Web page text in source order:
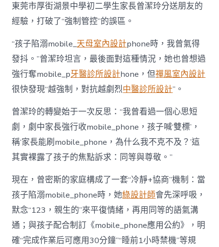
東莞市厚街湖景中學初二學生家長曾潔玲分送朋友的
經驗，打破了“強制管控”的誤區。
“孩子陷溺mobile_天母室內設計phone時，我曾氣得
發抖。”曾潔玲坦言，最後面對這種情況，她也曾想過
強行奪mobile_p牙醫診所設計hone，但禪風室內設計
很快發現“越強制，對抗越劇烈中醫診所設計”。
曾潔玲的轉變始于一次反思：“我曾看過一個心思短
劇，劇中家長強行收mobile_phone，孩子喊‘雙標’，
稱‘家長能刷mobile_phone，為什么我不克不及？’這
其實裸露了孩子的焦點訴求：同等與尊敬。”
現在，曾密斯的家庭構成了一套“冷靜+協商”機制：當
孩子陷溺mobile_phone時，她綠設計師會先深呼吸，
默念“123，親生的”來平復情緒，再用同等的語氣溝
通；與孩子配合制訂《mobile_phone應用公約》，明
確“完成作業后可應用30分鐘”“睡前1小時禁機”等規